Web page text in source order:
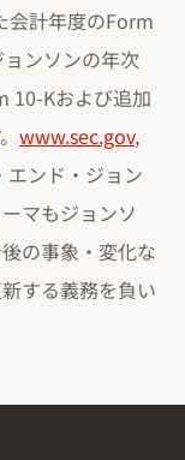
会計年度のForm
ンソンの年次
10-Kおよび追加
www.sec.gov,
ンド・ジョン
マもジョンソ
の事象・変化な
する義務を負い